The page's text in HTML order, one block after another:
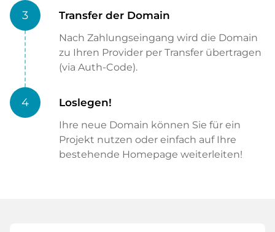
3 Transfer der Domain
Nach Zahlungseingang wird die Domain
zu Ihren Provider per Transfer übertragen
(via Auth-Code).
4 Loslegen!
Ihre neue Domain können Sie für ein
Projekt nutzen oder einfach auf Ihre
bestehende Homepage weiterleiten!